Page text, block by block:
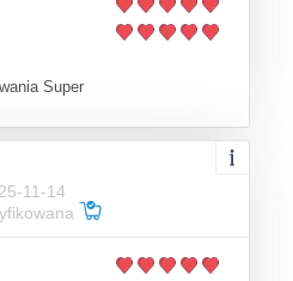
Super
11-14